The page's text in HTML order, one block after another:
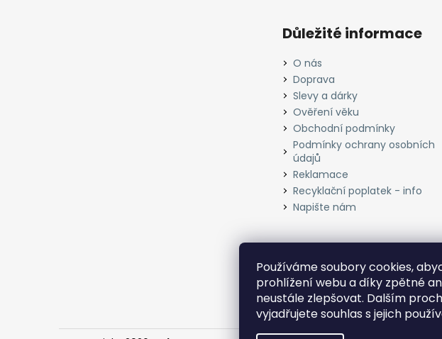
Používáme soubory cookies,
prohlížení webu a díky zpětné
neustále zlepšovat. Dalším
vyjadřujete souhlas s jejich
Důležité informace
O nás
Doprava
Slevy a dárky
Ověření věku
Obchodní podmínky
Podmínky ochrany osobních
údajů
Reklamace
Recyklační poplatek - info
Napište nám